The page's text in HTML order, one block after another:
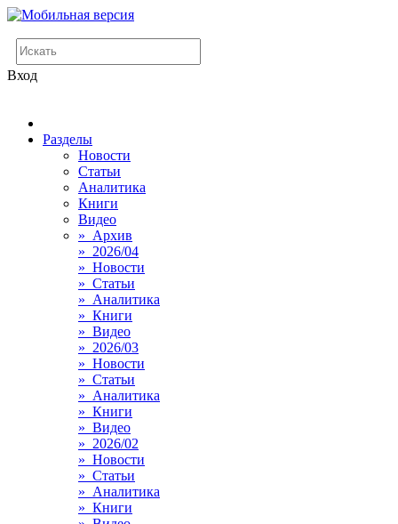
Вход
Разделы
Новости
Статьи
Аналитика
Книги
Видео
» Архив
» 2026/04
» Новости
» Статьи
» Аналитика
» Книги
» Видео
» 2026/03
» Новости
» Статьи
» Аналитика
» Книги
» Видео
» 2026/02
» Новости
» Статьи
» Аналитика
» Книги